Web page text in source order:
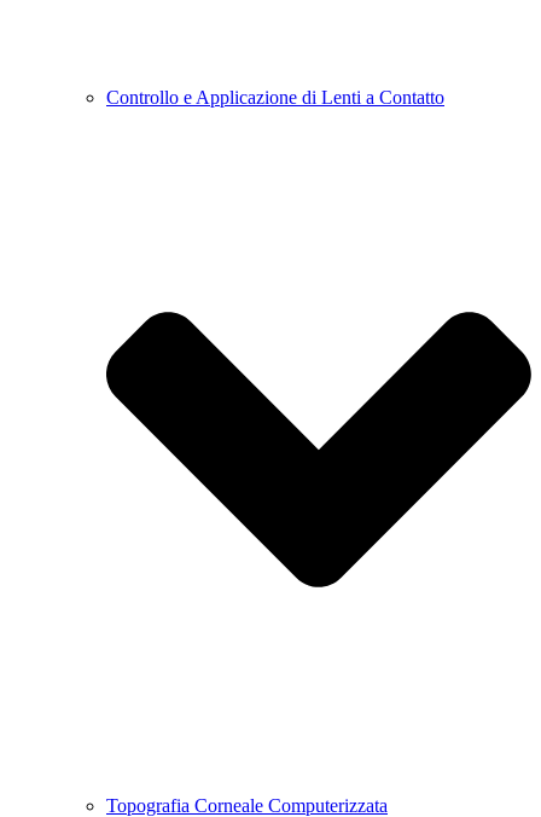
Controllo e Applicazione di Lenti a Contatto
Topografia Corneale Computerizzata